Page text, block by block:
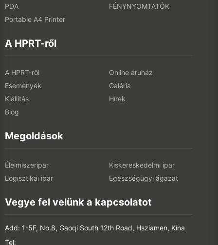
PDA
FÉNYNYOMTATÓK
Portable A4 Printer
A HPRT-ről
A HPRT-ről
Online áruház
Események
Galéria
Kiállítás
Hírek
Blog
Megoldások
Élelmiszeripar
Kiskereskedelmi ipar
Logisztikai ipar
Egészségügyi ágazat
Vegye fel velünk a kapcsolatot
Add: 1-5F, No.8, Gaoqi South 12th Road, Hsziamen, Kína
Tel: